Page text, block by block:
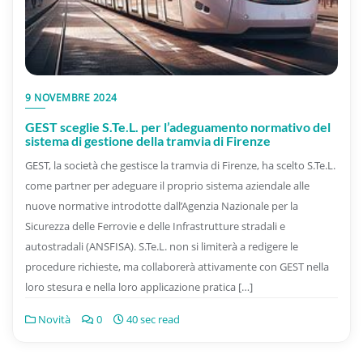
9 NOVEMBRE 2024
GEST sceglie S.Te.L. per l’adeguamento normativo del
sistema di gestione della tramvia di Firenze
GEST, la società che gestisce la tramvia di Firenze, ha scelto S.Te.L.
come partner per adeguare il proprio sistema aziendale alle
nuove normative introdotte dall’Agenzia Nazionale per la
Sicurezza delle Ferrovie e delle Infrastrutture stradali e
autostradali (ANSFISA). S.Te.L. non si limiterà a redigere le
procedure richieste, ma collaborerà attivamente con GEST nella
loro stesura e nella loro applicazione pratica […]
Novità 0 40 sec read